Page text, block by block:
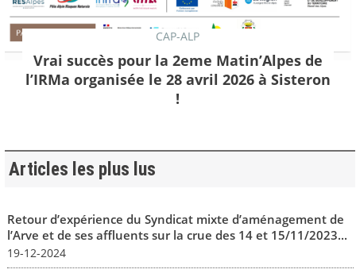
CAP-ALP
Vrai succès pour la 2eme Matin’Alpes de
l’IRMa organisée le 28 avril 2026 à Sisteron
!
Articles les plus lus
Retour d’expérience du Syndicat mixte d’aménagement de
l’Arve et de ses affluents sur la crue des 14 et 15/11/2023...
19-12-2024